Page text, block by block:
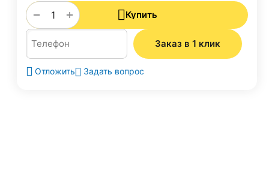
+
− Купить
Заказ в 1 клик
Отложить Задать вопрос